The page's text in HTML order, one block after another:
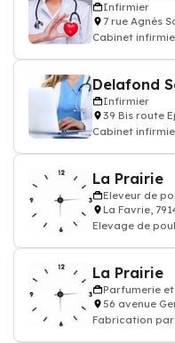
Infirmier
7 rue Agnès
Cabinet
Delafond
Infirmier
39 Bis route
Cabinet
La Prairie
Eleveur de
La Favrie,
Elevage de
La Prairie
Parfumerie
56 avenue
Fabrication